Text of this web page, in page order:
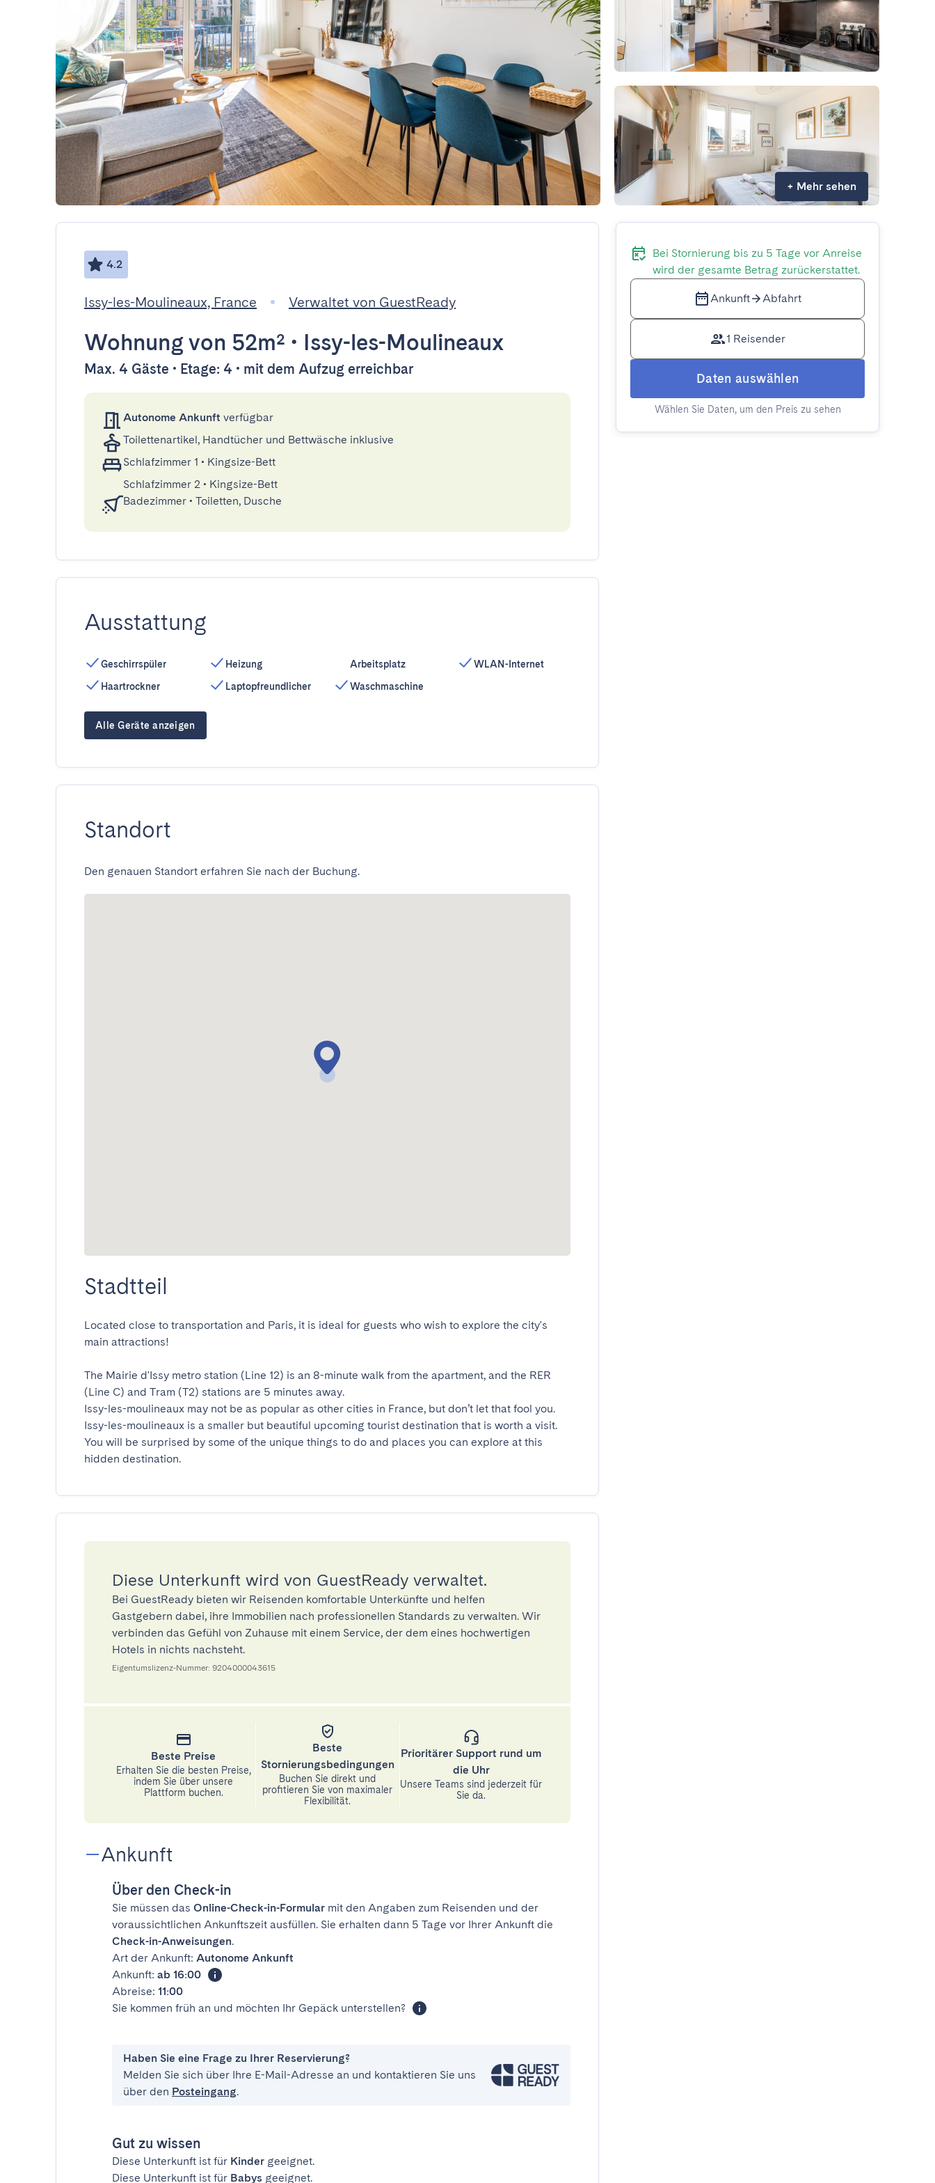
+ Mehr sehen
4.2
Issy-les-Moulineaux, France Verwaltet von GuestReady
Wohnungvon 52m² • Issy-les-Moulineaux
Max. 4 Gäste • Etage: 4 • mit dem Aufzug erreichbar
Autonome Ankunft verfügbar
Toilettenartikel, Handtücher und Bettwäsche inklusive
Schlafzimmer 1 • Kingsize-Bett
Schlafzimmer 2 • Kingsize-Bett
Badezimmer • Toiletten, Dusche
Ausstattung
Geschirrspüler
Haartrockner
Heizung
Laptopfreundlicher
Arbeitsplatz
Waschmaschine
WLAN-Internet
Alle Geräte anzeigen
Standort
Den genauen Standort erfahren Sie nach der Buchung.
Stadtteil
Located close to transportation and Paris, it is ideal for guests who wish to explore the city's
main attractions!
The Mairie d'Issy metro station (Line 12) is an 8-minute walk from the apartment, and the RER
(Line C) and Tram (T2) stations are 5 minutes away.
Issy-les-moulineaux may not be as popular as other cities in France, but don’t let that fool you.
Issy-les-moulineaux is a smaller but beautiful upcoming tourist destination that is worth a visit.
You will be surprised by some of the unique things to do and places you can explore at this
hidden destination.
Diese Unterkunft wird von GuestReady verwaltet.
Bei GuestReady bieten wir Reisenden komfortable Unterkünfte und helfen
Gastgebern dabei, ihre Immobilien nach professionellen Standards zu verwalten. Wir
verbinden das Gefühl von Zuhause mit einem Service, der dem eines hochwertigen
Hotels in nichts nachsteht.
Eigentumslizenz-Nummer: 9204000043615
Beste Preise
Erhalten Sie die besten Preise,
indem Sie über unsere
Plattform buchen.
Beste
Stornierungsbedingungen
Buchen Sie direkt und
profitieren Sie von maximaler
Flexibilität.
Prioritärer Support rund um
die Uhr
Unsere Teams sind jederzeit für
Sie da.
Ankunft
Über den Check-in
Sie müssen das Online-Check-in-Formular mit den Angaben zum Reisenden und der
voraussichtlichen Ankunftszeit ausfüllen. Sie erhalten dann 5 Tage vor Ihrer Ankunft die
Check-in-Anweisungen.
Art der Ankunft: Autonome Ankunft
Ankunft: ab 16:00
Abreise: 11:00
Sie kommen früh an und möchten Ihr Gepäck unterstellen?
Haben Sie eine Frage zu Ihrer Reservierung?
Melden Sie sich über Ihre E-Mail-Adresse an und kontaktieren Sie uns
über den Posteingang.
Gut zu wissen
Diese Unterkunft ist für Kinder geeignet.
Diese Unterkunft ist für Babys geeignet.
Bei Stornierung bis zu 5 Tage vor Anreise
wird der gesamte Betrag zurückerstattet.
Ankunft Abfahrt
1 Reisender
Daten auswählen
Wählen Sie Daten, um den Preis zu sehen